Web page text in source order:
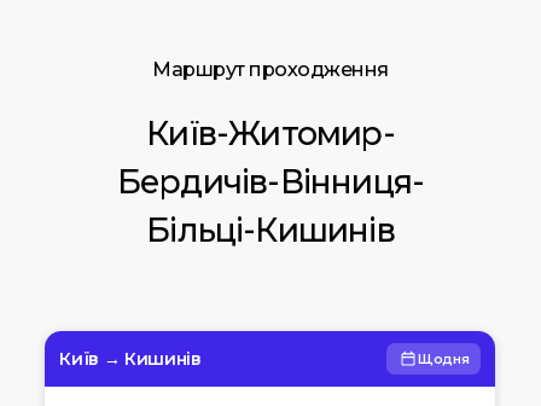
Маршрут проходження
Київ-Житомир-
Бердичів-Вінниця-
Більці-Кишинів
Київ → Кишинів Щодня